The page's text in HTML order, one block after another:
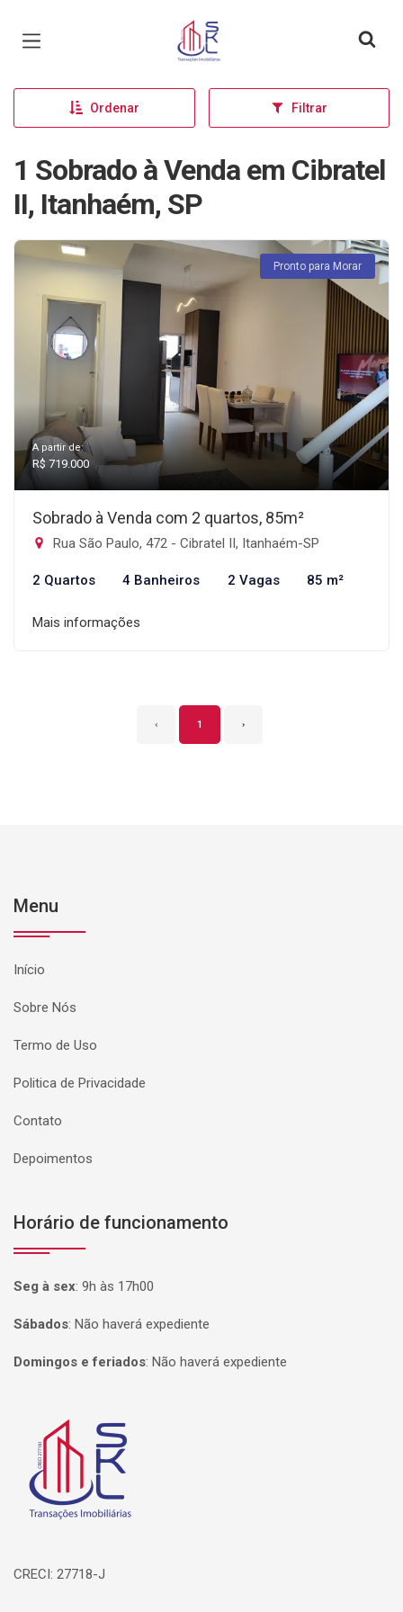
Página inicial
Ordenar Filtrar
1 Sobrado à Venda em Cibratel
II, Itanhaém, SP
Pronto para Morar
A partir de:
R$ 719.000
Sobrado à Venda com 2 quartos, 85m²
Rua São Paulo, 472 - Cibratel II, Itanhaém-SP
2 Quartos 4 Banheiros 2 Vagas 85 m²
Mais informações
‹ 1 ›
Menu
Início
Sobre Nós
Termo de Uso
Politica de Privacidade
Contato
Depoimentos
Horário de funcionamento
Seg à sex: 9h às 17h00
Sábados: Não haverá expediente
Domingos e feriados: Não haverá expediente
Página inicial
CRECI: 27718-J